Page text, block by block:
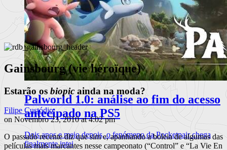
Palworld 1.0: análise ao fim do acesso
antecipado na PS5
Dois anos e meio depois, o fenómeno da Pocketpair chega
finalmente intei
Gainsbourg (vie héroïque)
Estarão os biopic ainda na moda?
Filipe Custódio
on Novembro 23, 2010 at 4:02 pm
O passado recente diz que sim e, apanhando a boleia de algumas das
películas mais marcantes nesse campeonato (“Control” e “La Vie En